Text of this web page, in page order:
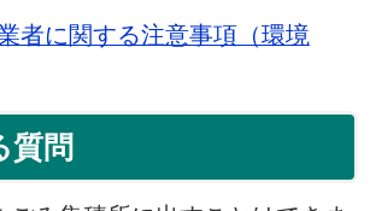
者に関する注意事項（環境
質問